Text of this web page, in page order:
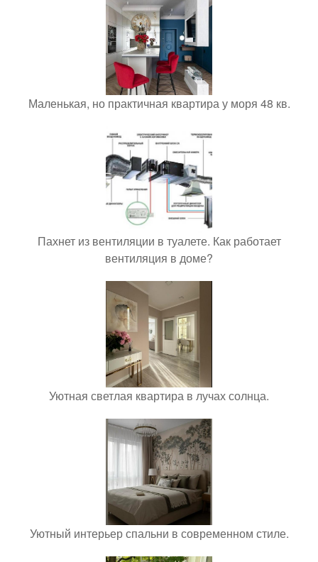
Маленькая, но практичная квартира у моря 48 кв.
Пахнет из вентиляции в туалете. Как работает
вентиляция в доме?
Уютная светлая квартира в лучах солнца.
Уютный интерьер спальни в современном стиле.